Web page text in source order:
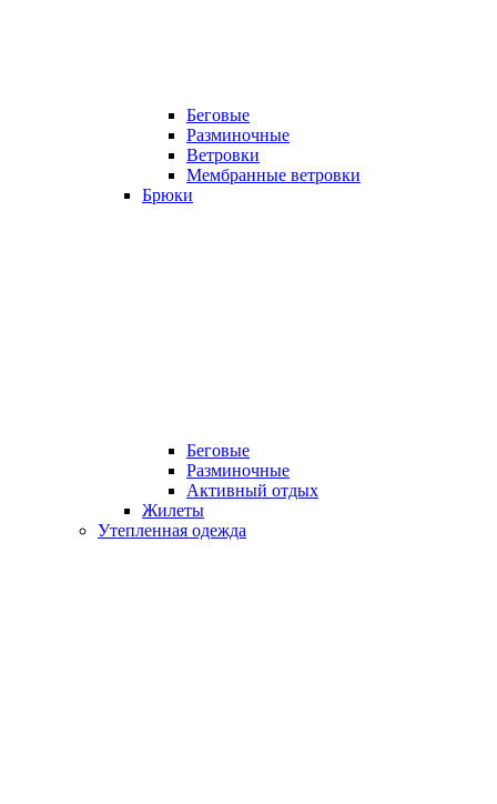
Беговые
Разминочные
Ветровки
Мембранные ветровки
Брюки
Беговые
Разминочные
Активный отдых
Жилеты
Утепленная одежда